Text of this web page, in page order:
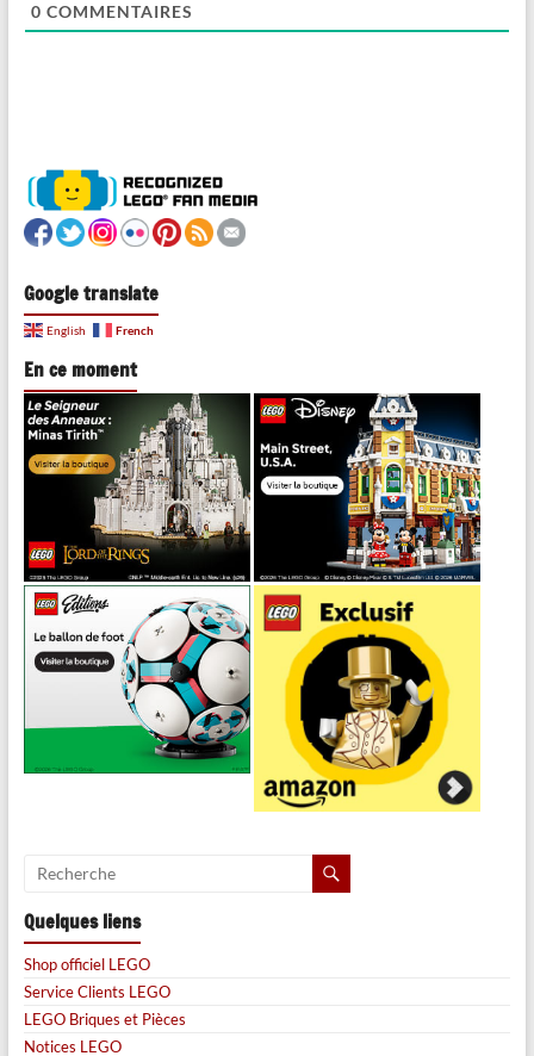
0 COMMENTAIRES
Google translate
English French
En ce moment
Quelques liens
Shop officiel LEGO
Service Clients LEGO
LEGO Briques et Pièces
Notices LEGO